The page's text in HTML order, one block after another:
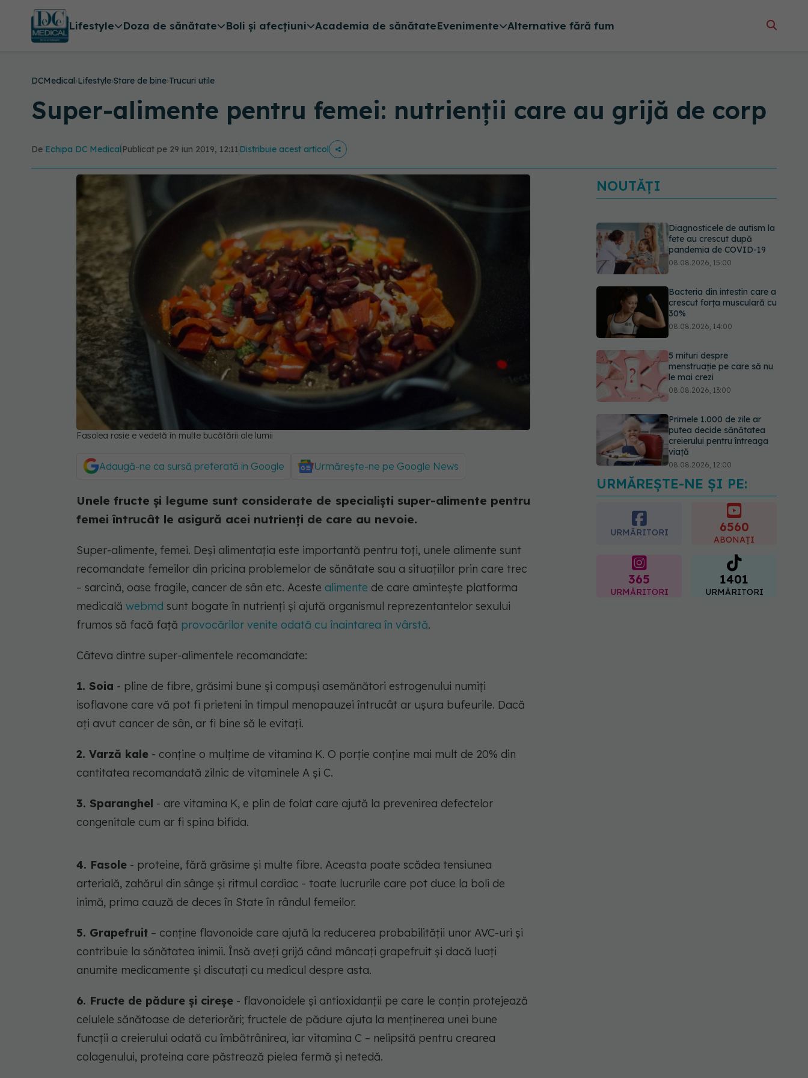
Lifestyle Doza de sănătate Boli și afecțiuni Academia de sănătateEvenimente Alternative fără fum
DCMedical›Lifestyle›Stare de bine›Trucuri utile
Super-alimente pentru femei: nutrienții care au grijă de corp
De Echipa DC Medical Publicat pe 29 iun 2019, 12:11Distribuie acest articol
Fasolea rosie e vedetă în multe bucătării ale lumii
Adaugă-ne ca sursă preferată în Google Urmărește-ne pe Google News
Unele fructe și legume sunt considerate de specialiști super-alimente pentru
femei întrucât le asigură acei nutrienți de care au nevoie.
Super-alimente, femei. Deși alimentația este importantă pentru toți, unele alimente sunt
recomandate femeilor din pricina problemelor de sănătate sau a situațiilor prin care trec
– sarcină, oase fragile, cancer de sân etc. Aceste alimente de care amintește platforma
medicală webmd sunt bogate în nutrienți și ajută organismul reprezentantelor sexului
frumos să facă față provocărilor venite odată cu înaintarea în vârstă.
Câteva dintre super-alimentele recomandate:
1. Soia - pline de fibre, grăsimi bune și compuși asemănători estrogenului numiți
isoflavone care vă pot fi prieteni în timpul menopauzei întrucât ar ușura bufeurile. Dacă
ați avut cancer de sân, ar fi bine să le evitați.
2. Varză kale - conține o mulțime de vitamina K. O porție conține mai mult de 20% din
cantitatea recomandată zilnic de vitaminele A și C.
3. Sparanghel - are vitamina K, e plin de folat care ajută la prevenirea defectelor
congenitale cum ar fi spina bifida.
4. Fasole - proteine, fără grăsime și multe fibre. Aceasta poate scădea tensiunea
arterială, zahărul din sânge și ritmul cardiac - toate lucrurile care pot duce la boli de
inimă, prima cauză de deces în State în rândul femeilor.
5. Grapefruit – conține flavonoide care ajută la reducerea probabilității unor AVC-uri și
contribuie la sănătatea inimii. Însă aveți grijă când mâncați grapefruit și dacă luați
anumite medicamente și discutați cu medicul despre asta.
6. Fructe de pădure și cireșe - flavonoidele și antioxidanții pe care le conțin protejează
celulele sănătoase de deteriorări; fructele de pădure ajuta la menținerea unei bune
funcții a creierului odată cu îmbătrânirea, iar vitamina C – nelipsită pentru crearea
colagenului, proteina care păstrează pielea fermă și netedă.
NOUTĂȚI
Diagnosticele de autism la
fete au crescut după
pandemia de COVID-19
08.08.2026, 15:00
Bacteria din intestin care a
crescut forța musculară cu
30%
08.08.2026, 14:00
5 mituri despre
menstruație pe care să nu
le mai crezi
08.08.2026, 13:00
Primele 1.000 de zile ar
putea decide sănătatea
creierului pentru întreaga
viață
08.08.2026, 12:00
Trucul simplu care face
pepenele verde mult mai
08.08.2026, 15:32
URMĂREȘTE-NE ȘI PE:
URMĂRITORI 6560
ABONAȚI
365
URMĂRITORI
1401
URMĂRITORI